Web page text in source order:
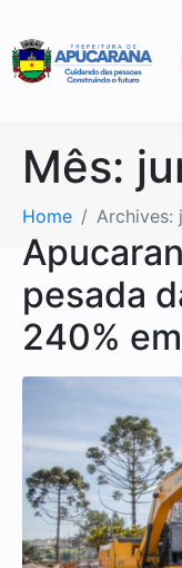
Mês:
Home Archives:
pesada
240%